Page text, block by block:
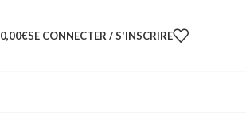
0,00€SE CONNECTER / S'INSCRIRE